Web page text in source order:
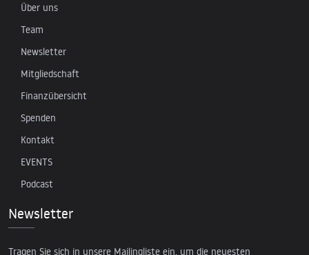
Über uns
Team
Newsletter
Mitgliedschaft
Finanzübersicht
Spenden
Kontakt
EVENTS
Podcast
Newsletter
Tragen Sie sich in unsere Mailingliste ein, um die neuesten